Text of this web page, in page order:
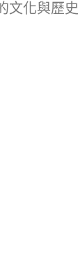
文化與歷史